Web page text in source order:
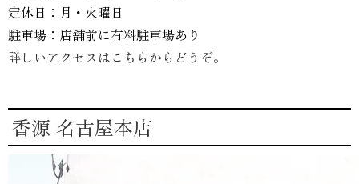
定休日：月・火曜日
駐車場：店舗前に有料駐車場あり
詳しいアクセスはこちらからどうぞ。
香源 名古屋本店